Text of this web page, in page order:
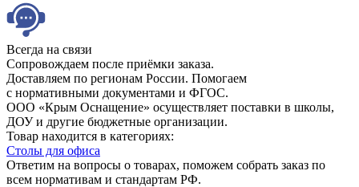
Всегда на связи
Сопровождаем после приёмки заказа.
Доставляем по регионам России. Помогаем
с нормативными документами и ФГОС.
ООО «Крым Оснащение» осуществляет поставки в школы,
ДОУ и другие бюджетные организации.
Товар находится в категориях:
Столы для офиса
Ответим на вопросы о товарах, поможем собрать заказ по
всем нормативам и стандартам РФ.